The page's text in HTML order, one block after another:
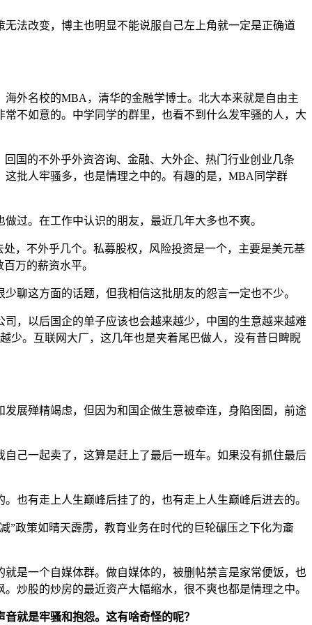
法改变，博主也明显不能说服自己左上角就一定是正确道
外名校的MBA，清华的金融学博士。北大本来就是自由主
不如意的。中学同学的群里，也看不到什么发牢骚的人，大
国的不外乎外资咨询、金融、大外企、热门行业创业几条
批人牢骚多，也是情理之中的。有趣的是，MBA同学群
过。在工作中认识的朋友，最近几年大多也不爽。
，不外乎几个。私募股权，风险投资是一个，主要是美元基
万的薪资水平。
聊这方面的话题，但我相信这批朋友的怨言一定也不少。
，以后国企的单子应该也会越来越少，中国的生意越来越难
少。互联网大厂，这几年也是夹着尾巴做人，没有昔日睥睨
展殚精竭虑，但因为和国企做生意被牵连，身陷囹圄，前途
己一起卖了，这算是赶上了最后一班车。如果没有抓住最后
也有走上人生巅峰后挂了的，也有走上人生巅峰后进去的。
”政策如晴天霹雳，教育业务在时代的巨轮碾压之下化为齑
是一个自媒体群。做自媒体的，被删帖禁言是家常便饭，也
炒股的炒房的最近资产大幅缩水，很不爽也都是情理之中。
就是牢骚和抱怨。这有啥奇怪的呢？